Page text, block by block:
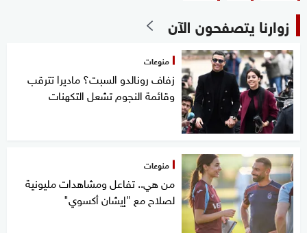
زوارنا يتصفحون الآن
منوعات
زفاف رونالدو السبت؟ ماديرا تترقب
وقائمة النجوم تشعل التكهنات
منوعات
من هي.. تفاعل ومشاهدات مليونية
لصلاح مع "إيشان أكسوي"